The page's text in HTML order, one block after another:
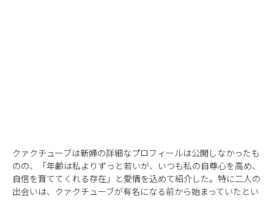
クァクチューブは新婦の詳細なプロフィールは公開しなかったも
のの、「年齢は私よりずっと若いが、いつも私の自尊心を高め、
自信を育ててくれる存在」と愛情を込めて紹介した。特に二人の
出会いは、クァクチューブが有名になる前から始まっていたとい